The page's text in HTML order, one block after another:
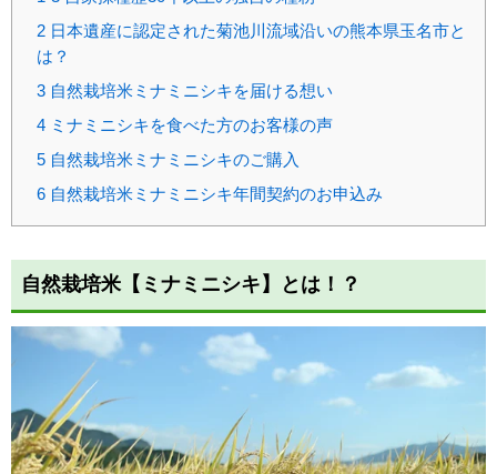
2 日本遺産に認定された菊池川流域沿いの熊本県玉名市と
は？
3 自然栽培米ミナミニシキを届ける想い
4 ミナミニシキを食べた方のお客様の声
5 自然栽培米ミナミニシキのご購入
6 自然栽培米ミナミニシキ年間契約のお申込み
自然栽培米【ミナミニシキ】とは！？